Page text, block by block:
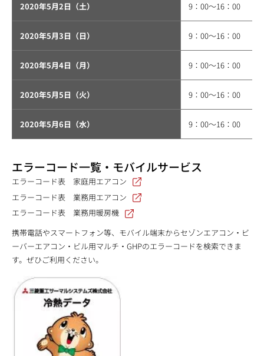
2020年5月2日（土） 9：00〜16：00
2020年5月3日（日） 9：00〜16：00
2020年5月4日（月） 9：00〜16：00
2020年5月5日（火） 9：00〜16：00
2020年5月6日（水） 9：00〜16：00
エラーコード一覧・モバイルサービス
エラーコード表 家庭用エアコン
エラーコード表 業務用エアコン
エラーコード表 業務用暖房機
携帯電話やスマートフォン等、モバイル端末からセゾンエアコン・ビ
ーバーエアコン・ビル用マルチ・GHPのエラーコードを検索できま
す。ぜひご利用ください。